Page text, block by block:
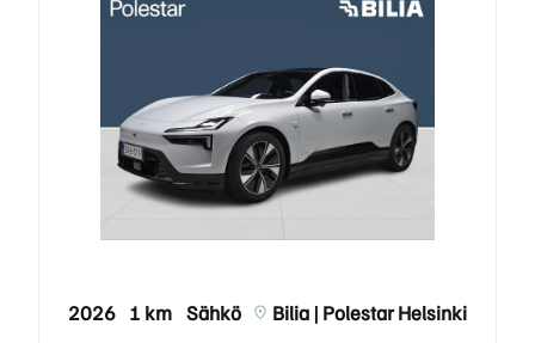
2026 1 km Sähkö Bilia | Polestar Helsinki